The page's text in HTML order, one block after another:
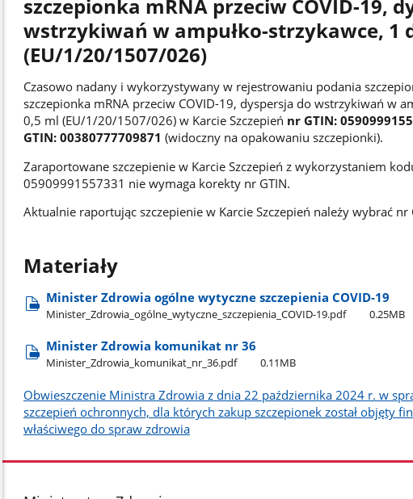
szczepionka mRNA przeciw COVID-19,
wstrzykiwań w ampułko-strzykawce, 1
(EU/1/20/1507/026)
Czasowo nadany i wykorzystywany w rejestrowaniu podania
szczepionka mRNA przeciw COVID-19, dyspersja do wstrzykiwań w
0,5 ml (EU/1/20/1507/026) w Karcie Szczepień nr GTIN:
GTIN: 00380777709871 (widoczny na opakowaniu szczepionki).
Zaraportowane szczepienie w Karcie Szczepień z wykorzystaniem
05909991557331 nie wymaga korekty nr GTIN.
Aktualnie raportując szczepienie w Karcie Szczepień należy wybrać
Materiały
Minister Zdrowia ogólne wytyczne szczepienia COVID-19
Minister​_Zdrowia​_ogólne​_wytyczne​_szczepienia​_COVID-19.pdf 0.25MB
Minister Zdrowia komunikat nr 36
Minister​_Zdrowia​_komunikat​_nr​_36.pdf 0.11MB
Obwieszczenie Ministra Zdrowia z dnia 22 października 2024 r. w
szczepień ochronnych, dla których zakup szczepionek został objęty
właściwego do spraw zdrowia